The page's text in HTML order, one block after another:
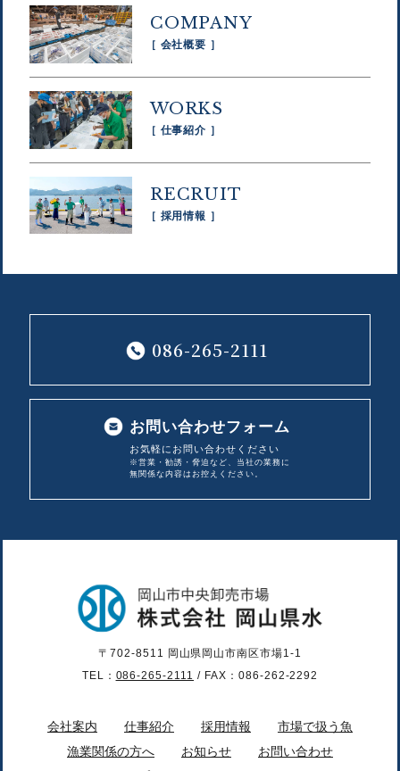
COMPANY
［ 会社概要 ］
WORKS
［ 仕事紹介 ］
RECRUIT
［ 採用情報 ］
086-265-2111
お問い合わせフォーム
お気軽にお問い合わせください
※営業・勧誘・脅迫など、当社の業務に
無関係な内容は お控えください。
〒702-8511 岡山県岡山市南区市場1-1
TEL： 086-265-2111 / FAX：086-262-2292
会社案内 仕事紹介 採用情報
市場で扱う魚
漁業関係の方へ
お知らせ
お問い合わせ